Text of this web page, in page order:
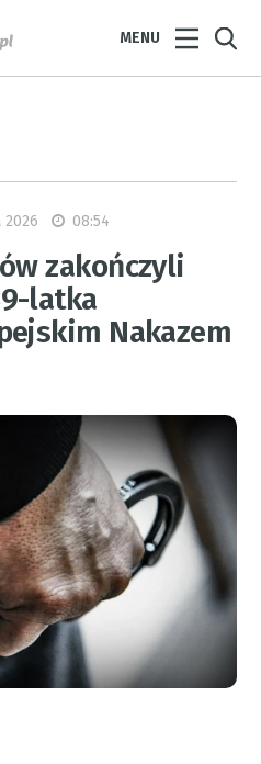
MENU
08:54
zakończyli
latka
Nakazem